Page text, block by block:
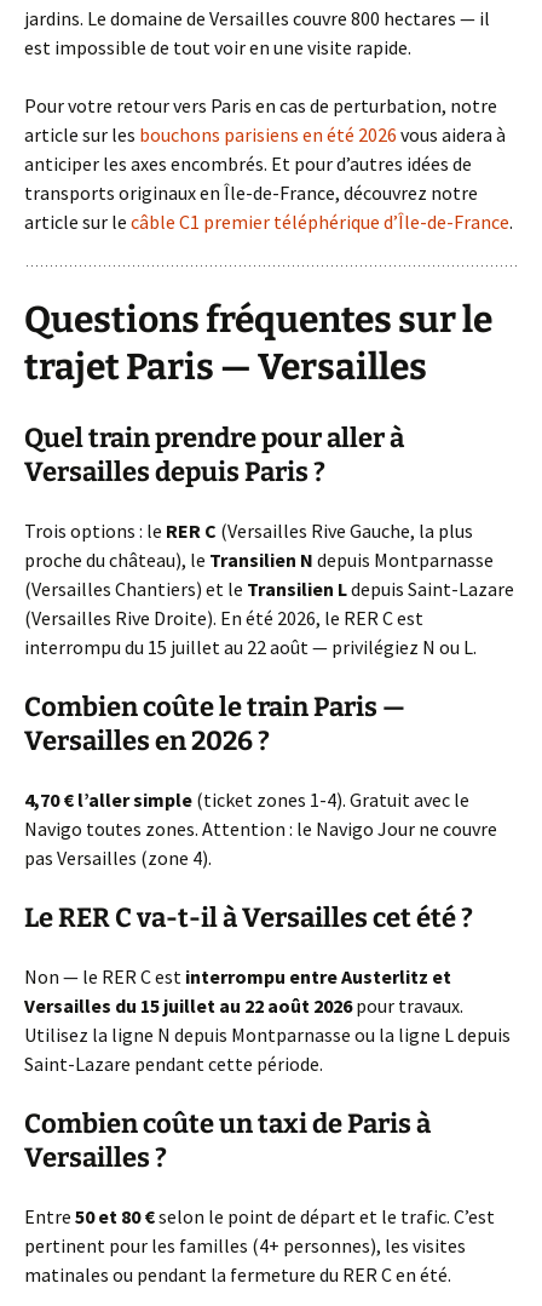
jardins. Le domaine de Versailles couvre 800 hectares — il
est impossible de tout voir en une visite rapide.
Pour votre retour vers Paris en cas de perturbation, notre
article sur les bouchons parisiens en été 2026 vous aidera à
anticiper les axes encombrés. Et pour d’autres idées de
transports originaux en Île-de-France, découvrez notre
article sur le câble C1 premier téléphérique d’Île-de-France.
Questions fréquentes sur le
trajet Paris — Versailles
Quel train prendre pour aller à
Versailles depuis Paris ?
Trois options : le RER C (Versailles Rive Gauche, la plus
proche du château), le Transilien N depuis Montparnasse
(Versailles Chantiers) et le Transilien Ldepuis Saint-Lazare
(Versailles Rive Droite). En été 2026, le RER C est
interrompu du 15 juillet au 22 août — privilégiez N ou L.
Combien coûte le train Paris —
Versailles en 2026 ?
4,70 € l’aller simple (ticket zones 1-4). Gratuit avec le
Navigo toutes zones. Attention : le Navigo Jour ne couvre
pas Versailles (zone 4).
Le RER C va-t-il à Versailles cet été ?
Non — le RER C est interrompu entre Austerlitz et
Versailles du 15 juillet au 22 août 2026pour travaux.
Utilisez la ligne N depuis Montparnasse ou la ligne L depuis
Saint-Lazare pendant cette période.
Combien coûte un taxi de Paris à
Versailles ?
Entre 50 et 80 €selon le point de départ et le trafic. C’est
pertinent pour les familles (4+ personnes), les visites
matinales ou pendant la fermeture du RER C en été.